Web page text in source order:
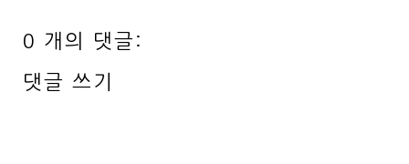
0 개의 댓글:
댓글 쓰기